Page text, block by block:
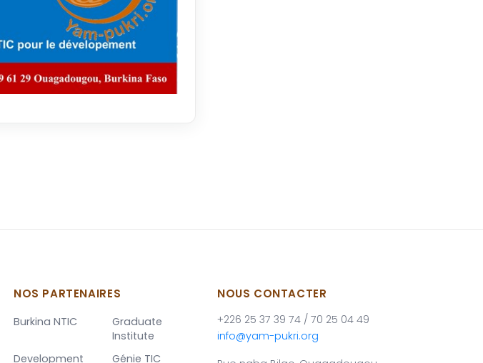
NOS PARTENAIRES
Burkina NTIC
Graduate
Institute
Development
Génie TIC
NOUS CONTACTER
+226 25 37 39 74 / 70 25 04 49
info@yam-pukri.org